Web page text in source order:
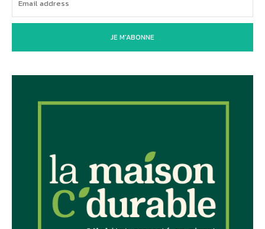
JE M'ABONNE